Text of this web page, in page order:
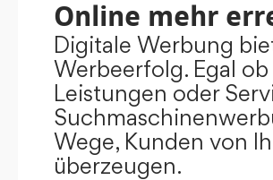
Online mehr
Digitale Werbung
Werbeerfolg. Egal
Leistungen oder
Wege, Kunden von
überzeugen.